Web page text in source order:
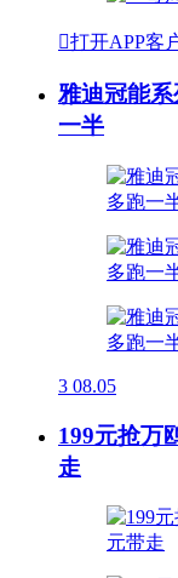
打开APP客
雅迪冠能
一半
3 08.05
199元抢万
走